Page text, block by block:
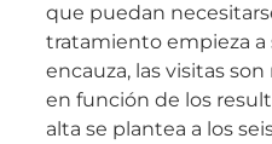
que puedan
tratamiento empieza a
encauza, las visitas
en función de los
alta se plantea a los